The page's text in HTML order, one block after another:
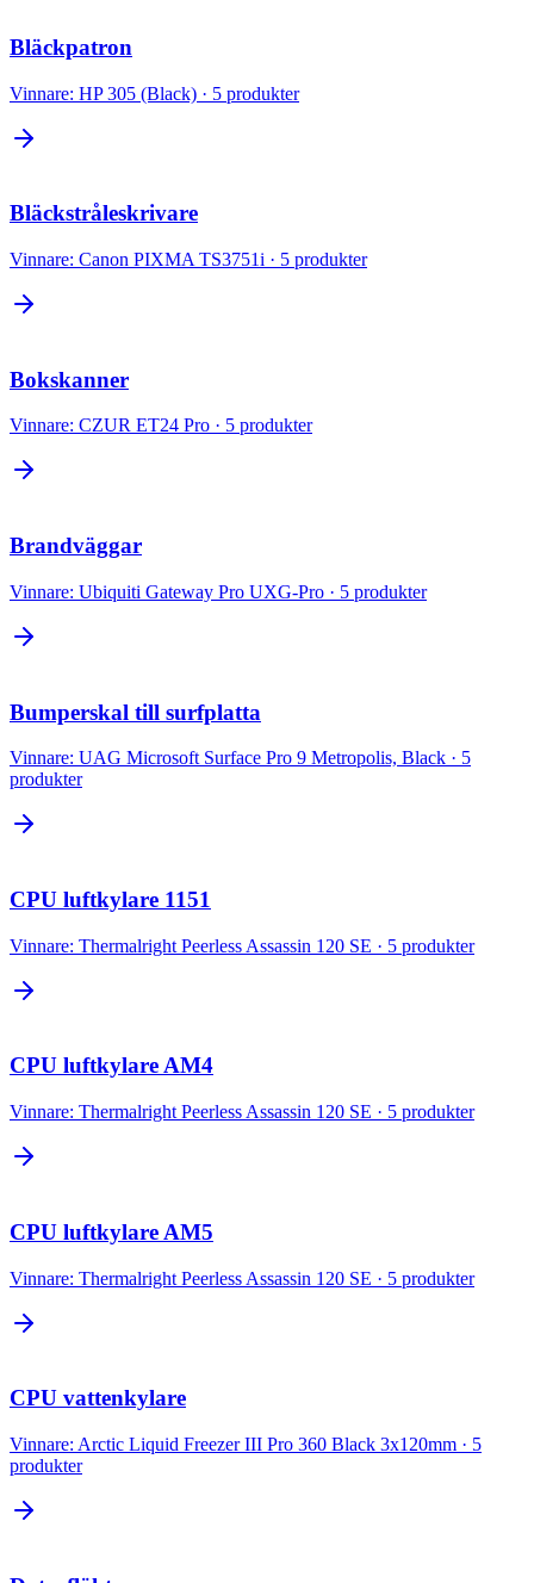
Bläckpatron
Vinnare: HP 305 (Black) · 5 produkter
Bläckstråleskrivare
Vinnare: Canon PIXMA TS3751i · 5 produkter
Bokskanner
Vinnare: CZUR ET24 Pro · 5 produkter
Brandväggar
Vinnare: Ubiquiti Gateway Pro UXG-Pro · 5 produkter
Bumperskal till surfplatta
Vinnare: UAG Microsoft Surface Pro 9 Metropolis, Black · 5
produkter
CPU luftkylare 1151
Vinnare: Thermalright Peerless Assassin 120 SE · 5 produkter
CPU luftkylare AM4
Vinnare: Thermalright Peerless Assassin 120 SE · 5 produkter
CPU luftkylare AM5
Vinnare: Thermalright Peerless Assassin 120 SE · 5 produkter
CPU vattenkylare
Vinnare: Arctic Liquid Freezer III Pro 360 Black 3x120mm · 5
produkter